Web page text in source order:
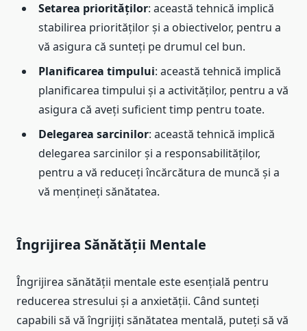
Setarea priorităților: această tehnică implică
stabilirea priorităților și a obiectivelor, pentru a
vă asigura că sunteți pe drumul cel bun.
Planificarea timpului: această tehnică implică
planificarea timpului și a activităților, pentru a vă
asigura că aveți suficient timp pentru toate.
Delegarea sarcinilor: această tehnică implică
delegarea sarcinilor și a responsabilităților,
pentru a vă reduceți încărcătura de muncă și a
vă mențineți sănătatea.
Îngrijirea Sănătății Mentale
Îngrijirea sănătății mentale este esențială pentru
reducerea stresului și a anxietății. Când sunteți
capabili să vă îngrijiți sănătatea mentală, puteți să vă